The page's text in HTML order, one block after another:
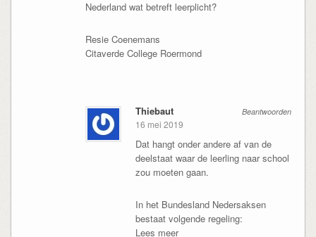
Nederland wat betreft leerplicht?
Resie Coenemans
Citaverde College Roermond
Beantwoorden
Thiebaut
16 mei 2019
Dat hangt onder andere af van de
deelstaat waar de leerling naar school
zou moeten gaan.
In het Bundesland Nedersaksen
bestaat volgende regeling:
Lees meer